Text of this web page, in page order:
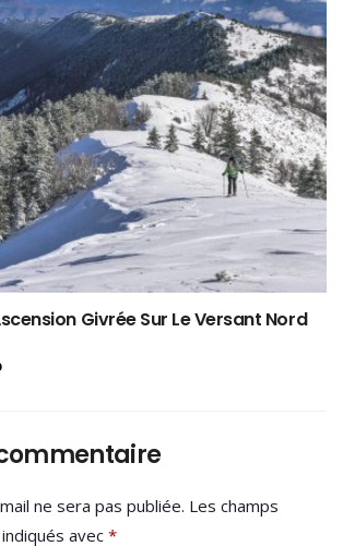
Givrée Sur Le Versant Nord
ne sera pas publiée. Les champs
avec *